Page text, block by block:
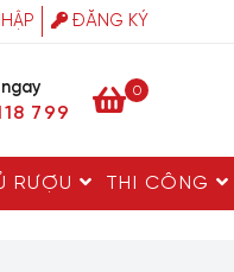
ĐĂNG KÝ
799
0
RƯỢU THI CÔNG